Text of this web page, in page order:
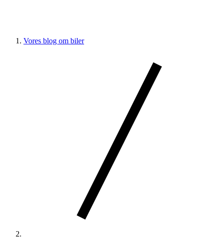
Vores blog om biler